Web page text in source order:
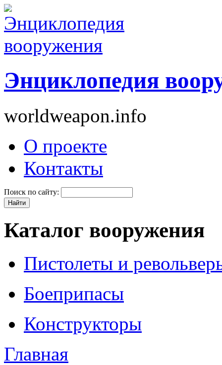
Энциклопедия
worldweapon.info
О проекте
Контакты
Поиск по сайту:
Каталог вооружения
Пистолеты и
Боеприпасы
Конструкторы
Главная